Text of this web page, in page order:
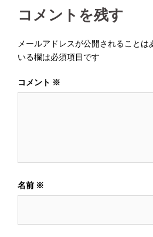
ビ
ゲ
ー
シ
ョ
ン
コメントを残す
メールアドレスが公開されることは
いる欄は必須項目です
コメント ※
名前 ※